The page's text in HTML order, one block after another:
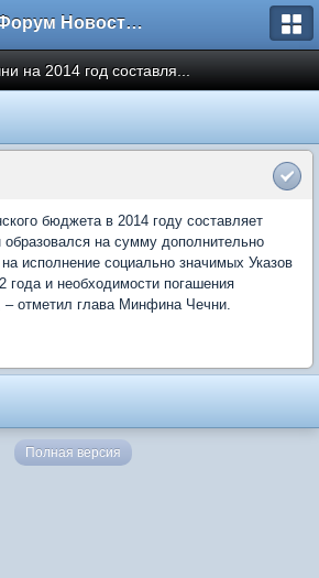
Форум Новостройки
на 2014 год составля...
бюджета в 2014 году составляет
образовался на сумму дополнительно
исполнение социально значимых Указов
года и необходимости погашения
отметил глава Минфина Чечни.
Полная версия